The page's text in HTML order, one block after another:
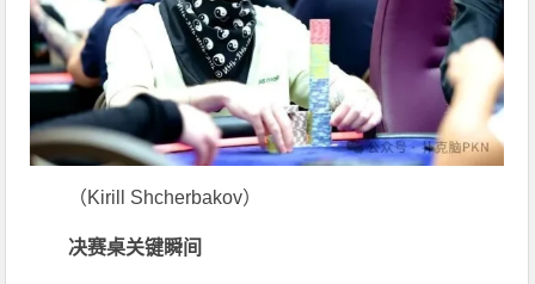
（Kirill Shcherbakov）
决赛桌关键瞬间